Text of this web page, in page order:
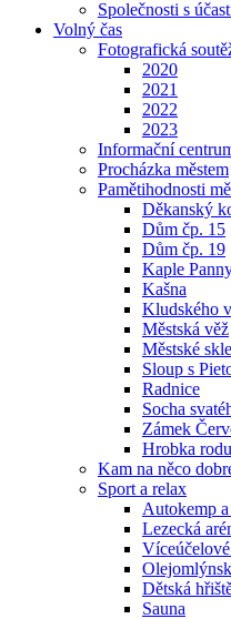
Společnosti s
Volný čas
Fotografická
2020
2021
2022
2023
Informační
Procházka městem
Pamětihodnosti
Děkanský
Dům čp. 15
Dům čp. 19
Kaple
Kašna
Kludského
Městská věž
Městské
Sloup s
Radnice
Socha
Zámek
Hrobka
Kam na něco
Sport a relax
Autokemp
Lezecká
Dětská
Sauna